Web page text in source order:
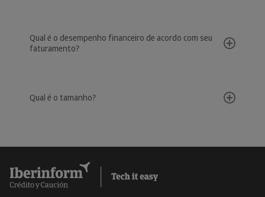
Qual é o desempenho financeiro de acordo com seu
faturamento?
Qual é o tamanho?